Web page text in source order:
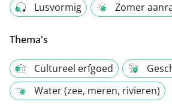
Lusvormig
Zomer
Thema's
Cultureel erfgoed
Water (zee, meren, rivieren)